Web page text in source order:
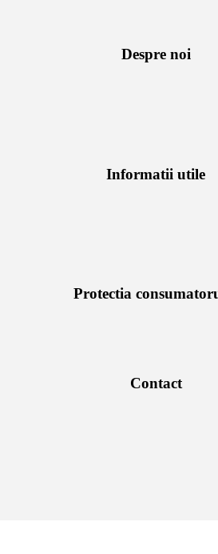
Despre noi
Informatii utile
Protectia
Contact